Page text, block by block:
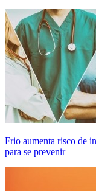
Frio aumenta risco de
para se prevenir